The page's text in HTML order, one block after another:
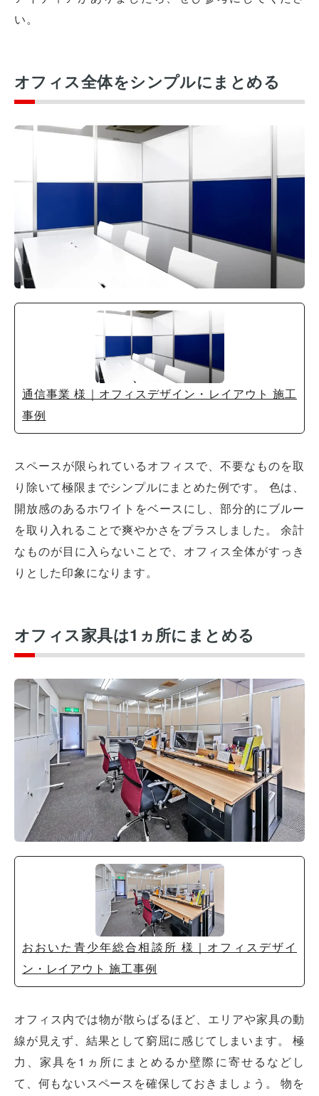
い。
オフィス全体をシンプルにまとめる
通信事業 様｜オフィスデザイン・レイアウト 施工
事例
スペースが限られているオフィスで、不要なものを取
り除いて極限までシンプルにまとめた例です。 色は、
開放感のあるホワイトをベースにし、部分的にブルー
を取り入れることで爽やかさをプラスしました。 余計
なものが目に入らないことで、オフィス全体がすっき
りとした印象になります。
オフィス家具は1ヵ所にまとめる
おおいた青少年総合相談所 様｜オフィスデザイ
ン・レイアウト 施工事例
オフィス内では物が散らばるほど、エリアや家具の動
線が見えず、結果として窮屈に感じてしまいます。 極
力、家具を1ヵ所にまとめるか壁際に寄せるなどし
て、何もないスペースを確保しておきましょう。 物を
オフィスレイアウト、移転・納期
予算の相談、見積依頼など
お気軽にご相談ください！
お問合せ・見積依頼をする